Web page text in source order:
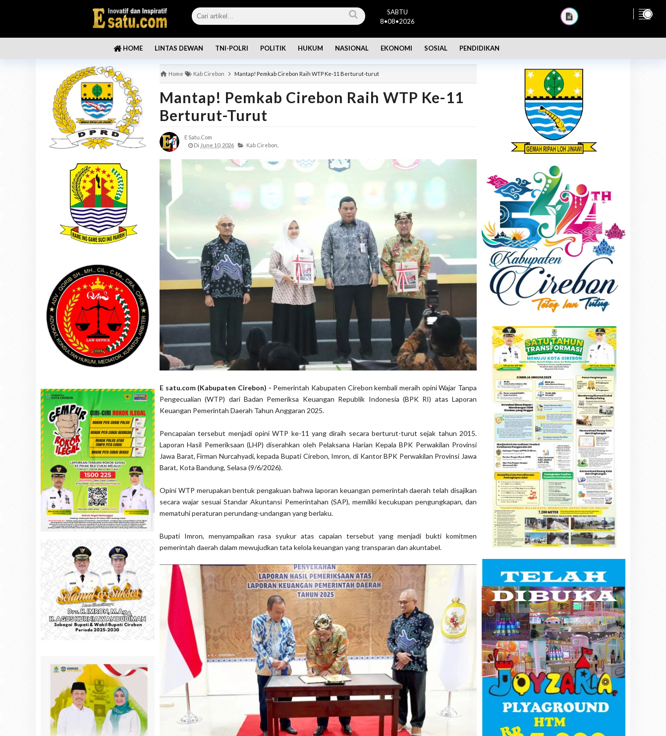
SABTU
8•08•2026
HOME LINTAS DEWAN TNI-POLRI POLITIK HUKUM NASIONAL EKONOMI SOSIAL PENDIDIKAN
Home Kab Cirebon Mantap! Pemkab Cirebon Raih WTP Ke-11 Berturut-turut
Mantap! Pemkab Cirebon Raih WTP Ke-11
Berturut-Turut
E Satu.com
Di June 10, 2026 Kab Cirebon,
E satu.com (Kabupaten Cirebon) - Pemerintah Kabupaten Cirebon kembali meraih opini Wajar Tanpa
Pengecualian (WTP) dari Badan Pemeriksa Keuangan Republik Indonesia (BPK RI) atas Laporan
Keuangan Pemerintah Daerah Tahun Anggaran 2025.
Pencapaian tersebut menjadi opini WTP ke-11 yang diraih secara berturut-turut sejak tahun 2015.
Laporan Hasil Pemeriksaan (LHP) diserahkan oleh Pelaksana Harian Kepala BPK Perwakilan Provinsi
Jawa Barat, Firman Nurcahyadi, kepada Bupati Cirebon, Imron, di Kantor BPK Perwakilan Provinsi Jawa
Barat, Kota Bandung, Selasa (9/6/2026).
Opini WTP merupakan bentuk pengakuan bahwa laporan keuangan pemerintah daerah telah disajikan
secara wajar sesuai Standar Akuntansi Pemerintahan (SAP), memiliki kecukupan pengungkapan, dan
mematuhi peraturan perundang-undangan yang berlaku.
Bupati Imron, menyampaikan rasa syukur atas capaian tersebut yang menjadi bukti komitmen
pemerintah daerah dalam mewujudkan tata kelola keuangan yang transparan dan akuntabel.